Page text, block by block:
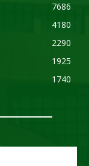
7686
4180
2290
1925
1740